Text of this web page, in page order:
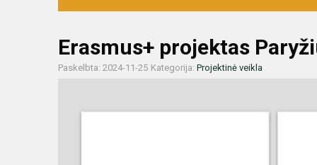
Erasmus+ projektas
Paskelbta: 2024-11-25 Kategorija: Projektinė veikla